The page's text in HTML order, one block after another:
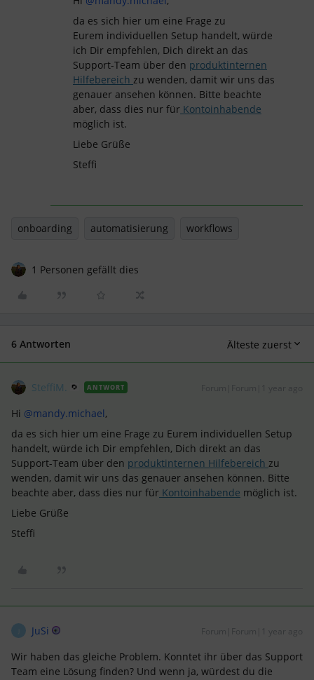
da es sich hier um eine Frage zu
Eurem individuellen Setup handelt, würde
ich Dir empfehlen, Dich direkt an das
Support-Team über den produktinternen
Hilfebereich zu wenden, damit wir uns das
genauer ansehen können. Bitte beachte
aber, dass dies nur für Kontoinhabende
möglich ist.
Liebe Grüße
Steffi
onboarding automatisierung workflows
1 Personen gefällt dies
6 Antworten Älteste zuerst
SteffiM. ANTWORT
Hi @mandy.michael,
da es sich hier um eine Frage zu Eurem individuellen Setup
handelt, würde ich Dir empfehlen, Dich direkt an das
Support-Team über den produktinternen Hilfebereich zu
wenden, damit wir uns das genauer ansehen können. Bitte
beachte aber, dass dies nur für Kontoinhabende möglich ist.
Liebe Grüße
Steffi
JuSi Forum|Forum|1 year ago
Wir haben das gleiche Problem. Konntet ihr über das Support
Team eine Lösung finden? Und wenn ja, würdest du die